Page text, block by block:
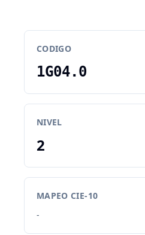
CODIGO
1G04.0
NIVEL
2
MAPEO CIE-10
-